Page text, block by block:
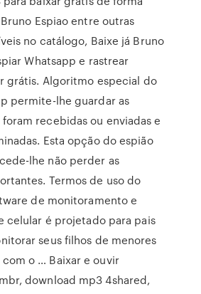
Espiao entre outras
no catálogo, Baixe já Bruno
Whatsapp e rastrear
grátis. Algoritmo especial do
permite-lhe guardar as
recebidas ou enviadas e
Esta opção do espião
lhe não perder as
Termos de uso do
de monitoramento e
celular é projetado para pais
seus filhos de menores
o … Baixar e ouvir
download mp3 4shared,